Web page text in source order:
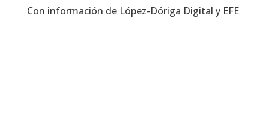
Con información de López-Dóriga Digital y EFE